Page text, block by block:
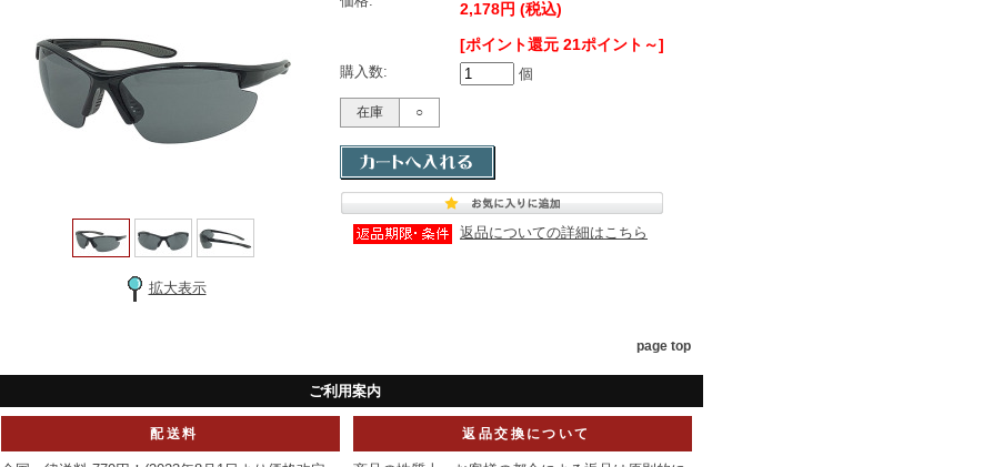
拡大表示
2,178円 (税込)
[ポイント還元 21ポイント～]
購入数: 個
在庫 ○
返品についての詳細はこちら
page top
ご利用案内
配送料 返品交換について